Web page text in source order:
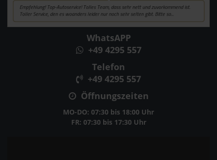
WhatsAPP
+49 4295 557
Telefon
+49 4295 557
Öffnungszeiten
MO-DO: 07:30 bis 18:00 Uhr
FR: 07:30 bis 17:30 Uhr